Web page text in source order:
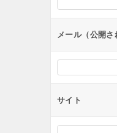
ョ
ンメール（公開さ
サイト